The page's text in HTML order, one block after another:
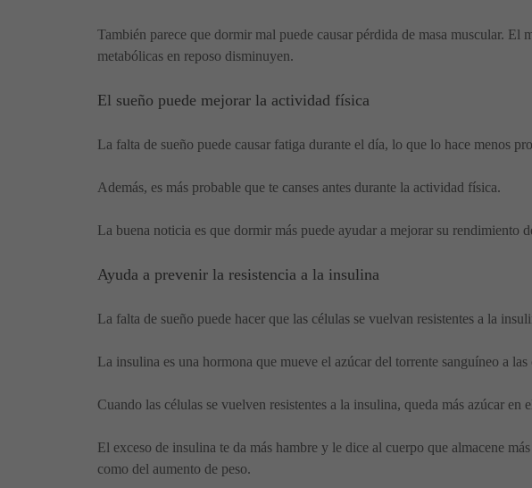
También parece que dormir mal puede causar pérdida de masa muscular. El
metabólicas en reposo disminuyen.
El sueño puede mejorar la actividad física
La falta de sueño puede causar fatiga durante el día, lo que lo hace menos
Además, es más probable que te canses antes durante la actividad física.
La buena noticia es que dormir más puede ayudar a mejorar su rendimiento
Ayuda a prevenir la resistencia a la insulina
La falta de sueño puede hacer que las células se vuelvan resistentes a la
La insulina es una hormona que mueve el azúcar del torrente sanguíneo a
Cuando las células se vuelven resistentes a la insulina, queda más azúcar
El exceso de insulina te da más hambre y le dice al cuerpo que almacene
como del aumento de peso.